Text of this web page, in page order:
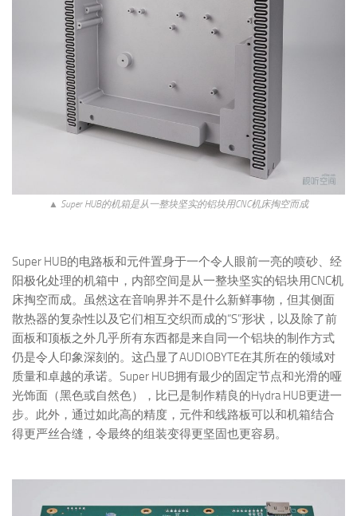
▲ Super HUB的机箱是从一整块坚实的铝块用CNC机床掏空而成
Super HUB的电路板和元件置身于一个令人眼前一亮的喷砂、经
阳极化处理的机箱中，内部空间是从一整块坚实的铝块用CNC机
床掏空而成。虽然这在音响界并不是什么新鲜事物，但其侧面
散热器的复杂性以及它们相互交织而成的“S”形状，以及除了前
面板和顶板之外几乎所有东西都是来自同一个铝块的制作方式
仍是令人印象深刻的。这凸显了AUDIOBYTE在其所在的领域对
质量和卓越的承诺。Super HUB拥有最少的固定节点和光滑的哑
光饰面（黑色或自然色），比已是制作精良的Hydra HUB更进一
步。此外，通过如此高的精度，元件和线路板可以和机箱结合
得更严丝合缝，令最终的组装变得更坚固也更容易。